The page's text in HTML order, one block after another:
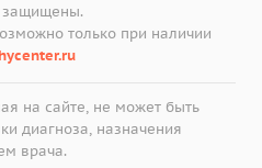
защищены.
только при наличии
на сайте, не может быть
диагноза, назначения
врача.